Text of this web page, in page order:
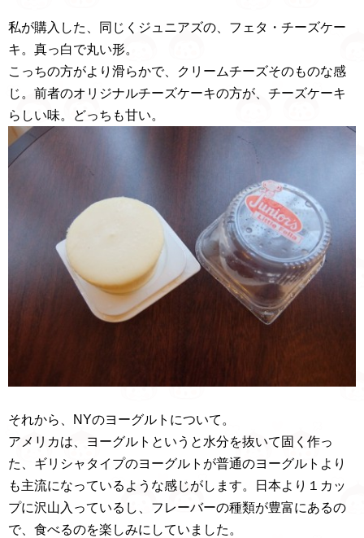
私が購入した、同じくジュニアズの、フェタ・チーズケー
キ。真っ白で丸い形。
こっちの方がより滑らかで、クリームチーズそのものな感
じ。前者のオリジナルチーズケーキの方が、チーズケーキ
らしい味。どっちも甘い。
それから、NYのヨーグルトについて。
アメリカは、ヨーグルトというと水分を抜いて固く作っ
た、ギリシャタイプのヨーグルトが普通のヨーグルトより
も主流になっているような感じがします。日本より１カッ
プに沢山入っているし、フレーバーの種類が豊富にあるの
で、食べるのを楽しみにしていました。